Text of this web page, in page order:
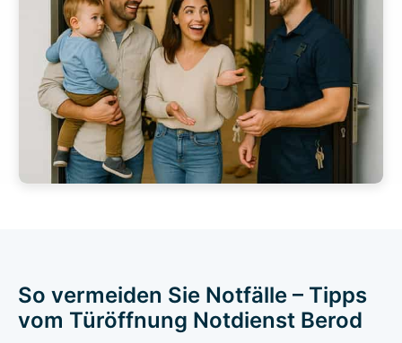
So vermeiden Sie Notfälle – Tipps
vom Türöffnung Notdienst Berod